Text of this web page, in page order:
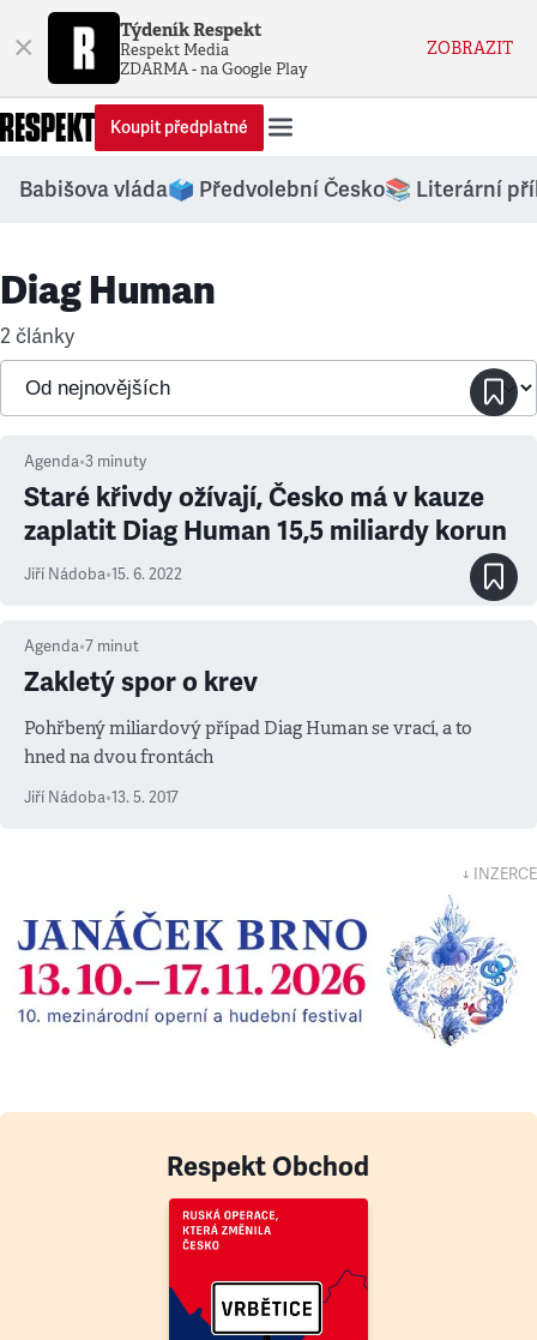
× Týdeník Respekt
Respekt Media
ZDARMA - na Google Play
ZOBRAZIT
Koupit předplatné
Babišova vláda🗳️ Předvolební Česko📚 Literární
Diag Human
2 články
Agenda•3 minuty
Staré křivdy ožívají, Česko má v kauze
zaplatit Diag Human 15,5 miliardy korun
Jiří Nádoba•15. 6. 2022
Agenda•7 minut
Zakletý spor o krev
Pohřbený miliardový případ Diag Human se vrací, a to
hned na dvou frontách
Jiří Nádoba•13. 5. 2017
↓ INZERCE
Respekt Obchod